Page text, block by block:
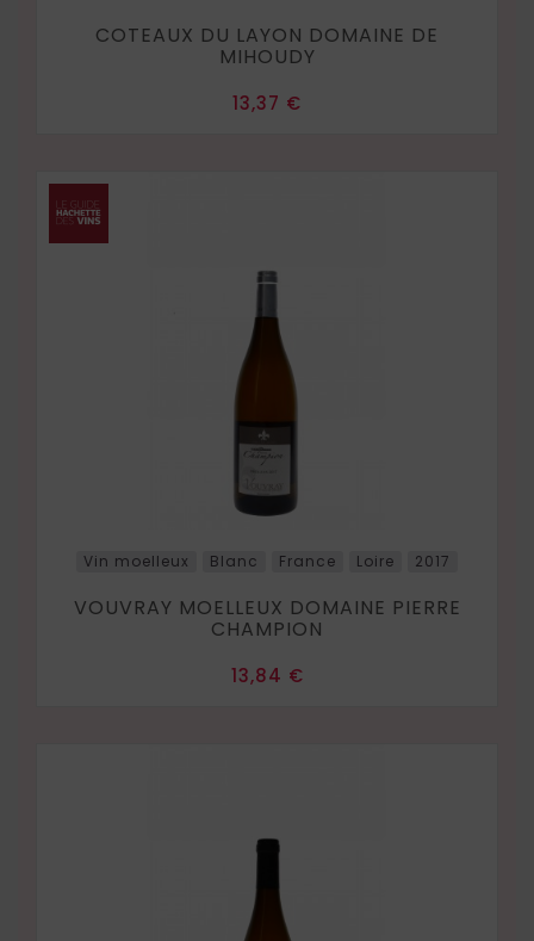
COTEAUX DU LAYON DOMAINE DE
MIHOUDY
Prix
13,37 €
Vin moelleux Blanc France Loire 2017
VOUVRAY MOELLEUX DOMAINE PIERRE
CHAMPION
Prix
13,84 €